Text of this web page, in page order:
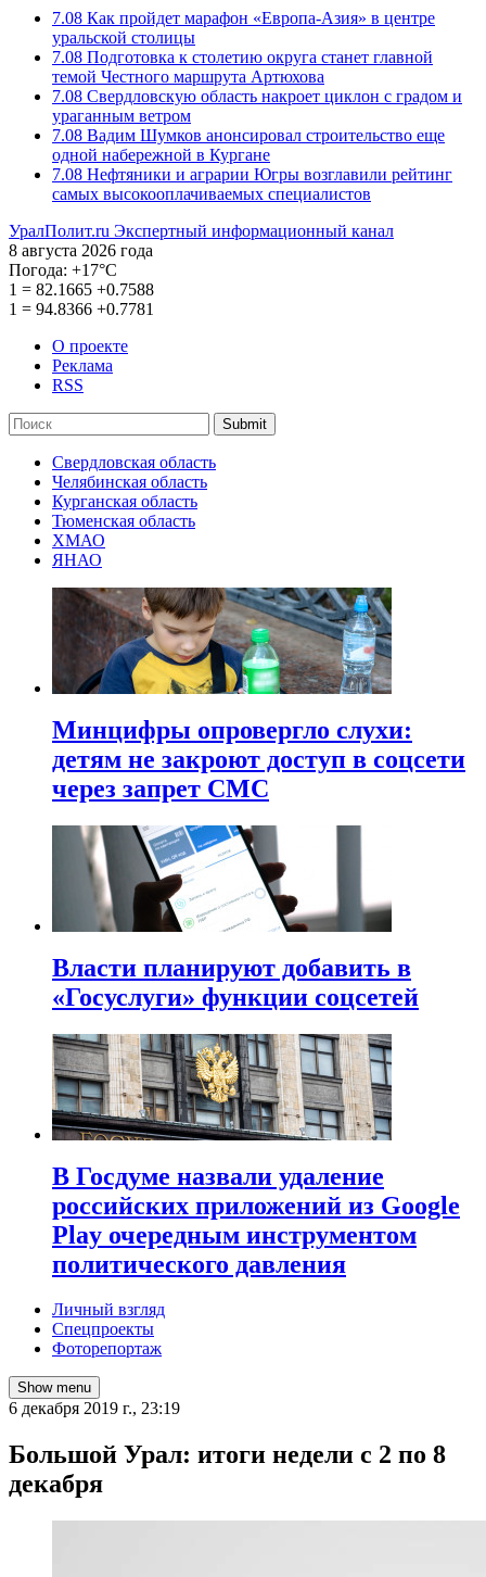
7.08 Как пройдет марафон «Европа-Азия» в центре
уральской столицы
7.08 Подготовка к столетию округа станет главной
темой Честного маршрута Артюхова
7.08 Свердловскую область накроет циклон с градом и
ураганным ветром
7.08 Вадим Шумков анонсировал строительство еще
одной набережной в Кургане
7.08 Нефтяники и аграрии Югры возглавили рейтинг
самых высокооплачиваемых специалистов
УралПолит.ru Экспертный информационный канал
8 августа 2026 года
Погода: +17°С
1 = 82.1665 +0.7588
1 = 94.8366 +0.7781
О проекте
Реклама
RSS
Submit
Свердловская область
Челябинская область
Курганская область
Тюменская область
ХМАО
ЯНАО
Минцифры опровергло слухи:
детям не закроют доступ в соцсети
через запрет СМС
Власти планируют добавить в
«Госуслуги» функции соцсетей
В Госдуме назвали удаление
российских приложений из Google
Play очередным инструментом
политического давления
Личный взгляд
Спецпроекты
Фоторепортаж
Show menu
6 декабря 2019 г., 23:19
Большой Урал: итоги недели с 2 по 8
декабря